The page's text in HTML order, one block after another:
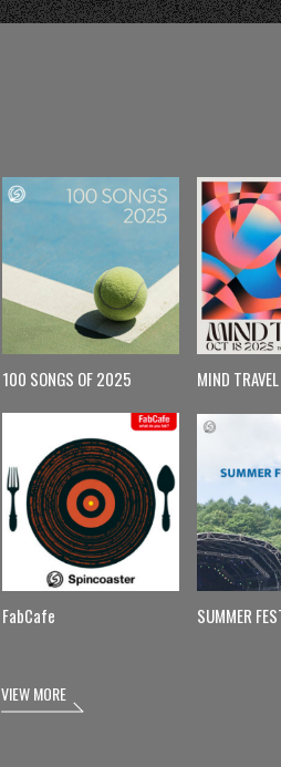
100 SONGS OF 2025
FabCafe
MIND TRAVEL
SUMMER
VIEW MORE